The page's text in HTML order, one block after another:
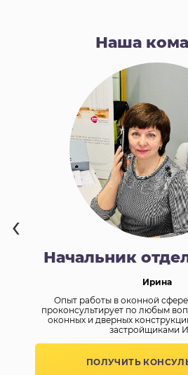
Наша
‹
Начальник
Ирина
Опыт работы в оконной сфере
проконсультирует по любым
оконных и дверных
застройщиками
ПОЛУЧИТЬ